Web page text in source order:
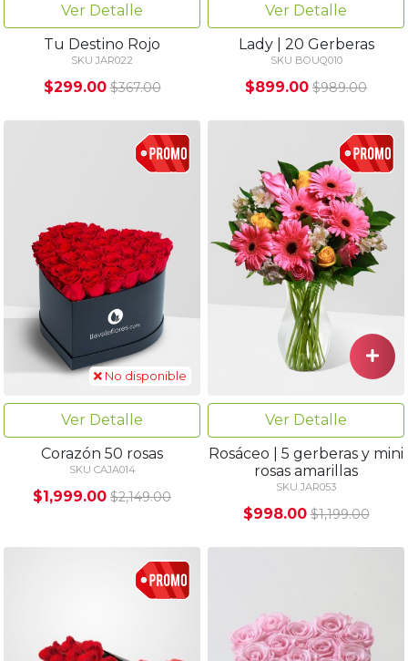
Ver Detalle
Tu Destino Rojo
SKU JAR022
$299.00 $367.00
Ver Detalle
Lady | 20 Gerberas
SKU BOUQ010
$899.00 $989.00
No disponible
Ver Detalle
Corazón 50 rosas
SKU CAJA014
$1,999.00 $2,149.00
Ver Detalle
Rosáceo | 5 gerberas y mini
rosas amarillas
SKU JAR053
$998.00 $1,199.00